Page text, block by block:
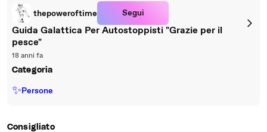
thepoweroftime Segui
Guida Galattica Per Autostoppisti "Grazie per il
pesce"
18 anni fa
Categoria
✨Persone
Consigliato